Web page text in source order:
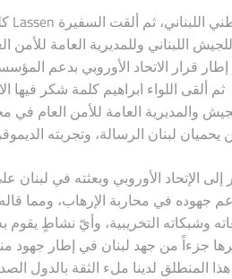
اللبناني، ثم ألقت السفيرة Lassen
اللبناني وللمديرية العامة للأمن
قرار الاتحاد الأوروبي بدعم
اللواء ابراهيم كلمة شكر فيها
والمديرية العامة للأمن العام في
يحميان لبنان الرسالة، وتجربته
الإتحاد الأوروبي وبعثته في لبنان
جهوده في محاربة الإرهاب، ومما
وشبكاته التخريبية، وأيّ نشاطٍ
جزءاً من جهد لبنان في إطار جهود
المنطلق لدينا ملء الثقة بالدول